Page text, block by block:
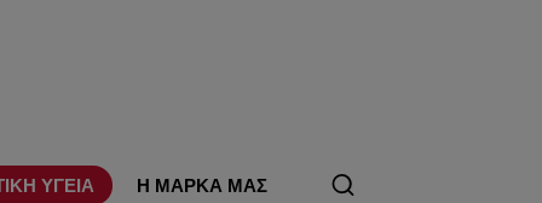
ΥΓΕΙΑ Η ΜΑΡΚΑ ΜΑΣ